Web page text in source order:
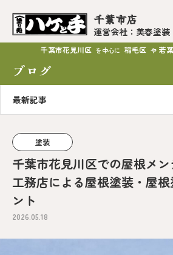
千葉市店
運営会社：美春塗装
千葉市花見川区 を中心に 稲毛区 や 若
ブログ
最新記事
塗装
千葉市花見川区での屋根メ
工務店による屋根塗装・屋
ント
2026.05.18